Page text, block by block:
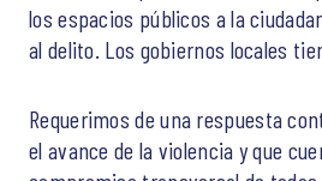
los espacios públicos a la
al delito. Los gobiernos locales
Requerimos de una respuesta
el avance de la violencia y que